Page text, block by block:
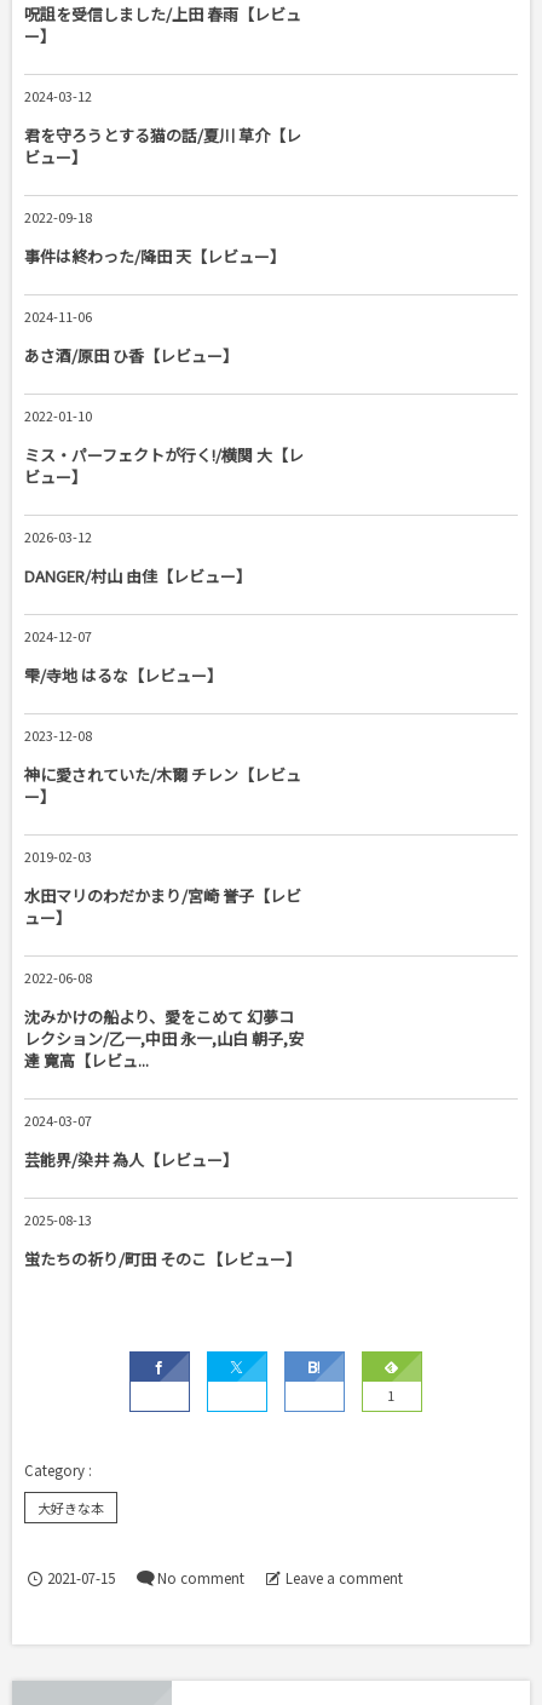
呪詛を受信しました/上田 春雨【レビュ
ー】
2024-03-12
君を守ろうとする猫の話/夏川 草介【レ
ビュー】
2022-09-18
事件は終わった/降田 天【レビュー】
2024-11-06
あさ酒/原田 ひ香【レビュー】
2022-01-10
ミス・パーフェクトが行く!/横関 大【レ
ビュー】
2026-03-12
DANGER/村山 由佳【レビュー】
2024-12-07
雫/寺地 はるな【レビュー】
2023-12-08
神に愛されていた/木爾 チレン【レビュ
ー】
2019-02-03
水田マリのわだかまり/宮崎 誉子【レビ
ュー】
2022-06-08
沈みかけの船より、愛をこめて 幻夢コ
レクション/乙一,中田 永一,山白 朝子,安
達 寛高【レビュ...
2024-03-07
芸能界/染井 為人【レビュー】
2025-08-13
蛍たちの祈り/町田 そのこ【レビュー】
1
大好きな本
2021-07-15 No comment Leave a comment